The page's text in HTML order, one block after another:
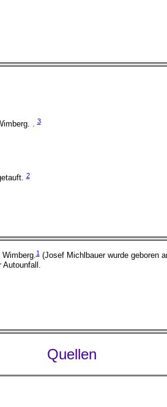
.3
2
1(Josef Michlbauer wurde geboren
Quellen